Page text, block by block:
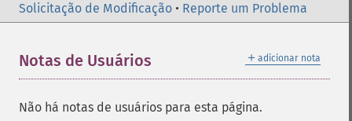
Solicitação de Modificação • Reporte um Problema
＋ adicionar nota
Notas de Usuários
Não há notas de usuários para esta página.